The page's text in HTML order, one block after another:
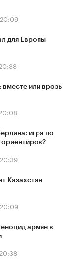
для Европы
или врозь
игра по
ориентиров?
Казахстан
армян в